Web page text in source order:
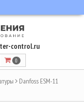
control.ru
0
Danfoss ESM-11